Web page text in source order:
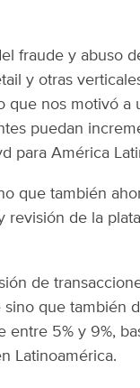
fraude y abuso
y otras
que nos motivó a
puedan
para América
que también
revisión de la
de
que también
5% y 9%,
Latinoamérica.